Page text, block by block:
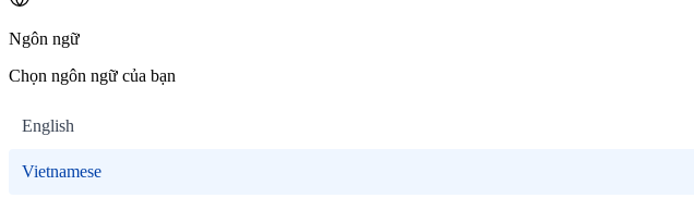
Ngôn ngữ
Chọn ngôn ngữ của bạn
English
Vietnamese